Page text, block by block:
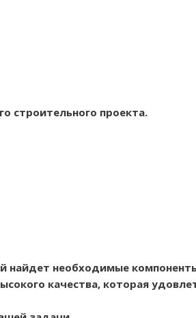
строительного проекта.
необходимые
качества, которая